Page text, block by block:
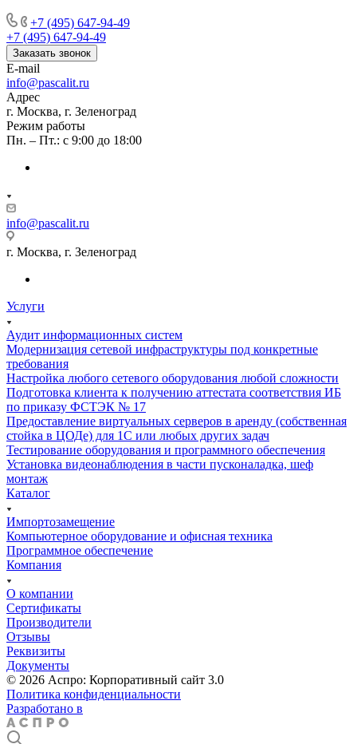
+7 (495) 647-94-49
+7 (495) 647-94-49
Заказать звонок
E-mail
info@pascalit.ru
Адрес
г. Москва, г. Зеленоград
Режим работы
Пн. – Пт.: с 9:00 до 18:00
info@pascalit.ru
г. Москва, г. Зеленоград
Услуги
Аудит информационных систем
Модернизация сетевой инфраструктуры под конкретные
требования
Настройка любого сетевого оборудования любой сложности
Подготовка клиента к получению аттестата соответствия ИБ
по приказу ФСТЭК № 17
Предоставление виртуальных серверов в аренду (собственная
стойка в ЦОДе) для 1С или любых других задач
Тестирование оборудования и программного обеспечения
Установка видеонаблюдения в части пусконаладка, шеф
монтаж
Каталог
Импортозамещение
Компьютерное оборудование и офисная техника
Программное обеспечение
Компания
О компании
Сертификаты
Производители
Отзывы
Реквизиты
Документы
© 2026 Аспро: Корпоративный сайт 3.0
Политика конфиденциальности
Разработано в